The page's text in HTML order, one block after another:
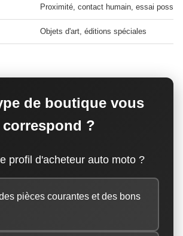
Proximité, contact humain, essai
Objets d'art, éditions spéciales
de boutique vous
correspond ?
profil d'acheteur auto moto ?
pièces courantes et des bons